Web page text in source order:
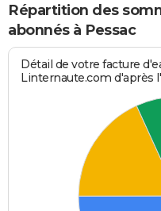
Répartition des
abonnés à Pessac
Détail de votre facture
Linternaute.com d'après